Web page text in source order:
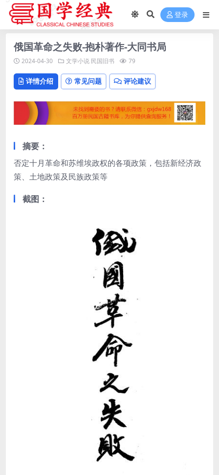
登录
俄国革命之失败-抱朴著作-大同书局
2024-04-30 文学小说 民国旧书 79
详情介绍 常见问题 评论建议
摘要：
否定十月革命和苏维埃政权的各项政策，包括新经济政
策、土地政策及民族政策等
截图：